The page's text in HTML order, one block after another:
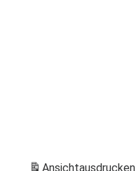
Ansichtausdrucken